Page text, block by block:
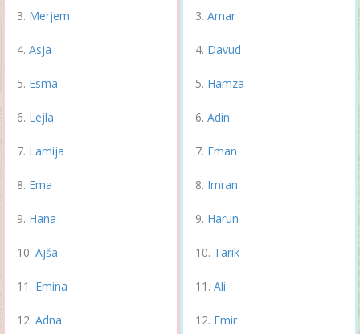
Merjem
Asja
Esma
Lejla
Lamija
Ema
Hana
Ajša
Emina
Adna
Amar
Davud
Hamza
Adin
Eman
Imran
Harun
Tarik
Ali
Emir